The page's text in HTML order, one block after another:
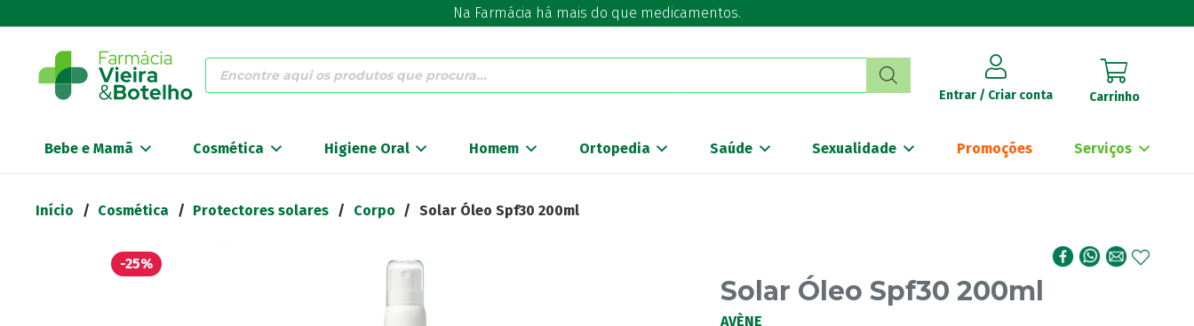
Na Farmácia há mais do que medicamentos.
Products
search
Entrar / Criar conta Carrinho
Bebe e Mamã Cosmética Higiene Oral Homem Ortopedia Saúde Sexualidade Promoções Serviços
Início / Cosmética / Protectores solares / Corpo / Solar Óleo Spf30 200ml
-25%
Solar Óleo Spf30 200ml
AVÈNE